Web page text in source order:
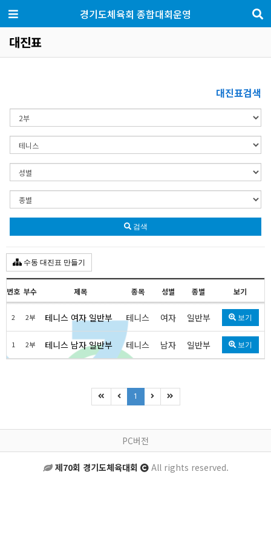
경기도체육회 종합대회운영
대진표
대진표검색
검색
수동 대진표 만들기
번호 부수 제목 종목 성별 종별 보기
2 2부 테니스 여자 일반부 테니스 여자 일반부 보기
1 2부 테니스 남자 일반부 테니스 남자 일반부 보기
1
PC버전
제70회 경기도체육대회 All rights reserved.